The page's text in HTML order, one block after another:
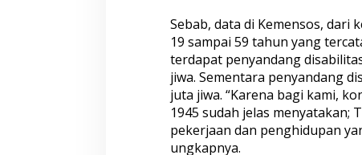
a
Sebab, data di Kemensos,
19 sampai 59 tahun yang
terdapat penyandang
jiwa. Sementara penyandang
juta jiwa. “Karena bagi kami,
1945 sudah jelas menyatakan;
pekerjaan dan penghidupan
ungkapnya.